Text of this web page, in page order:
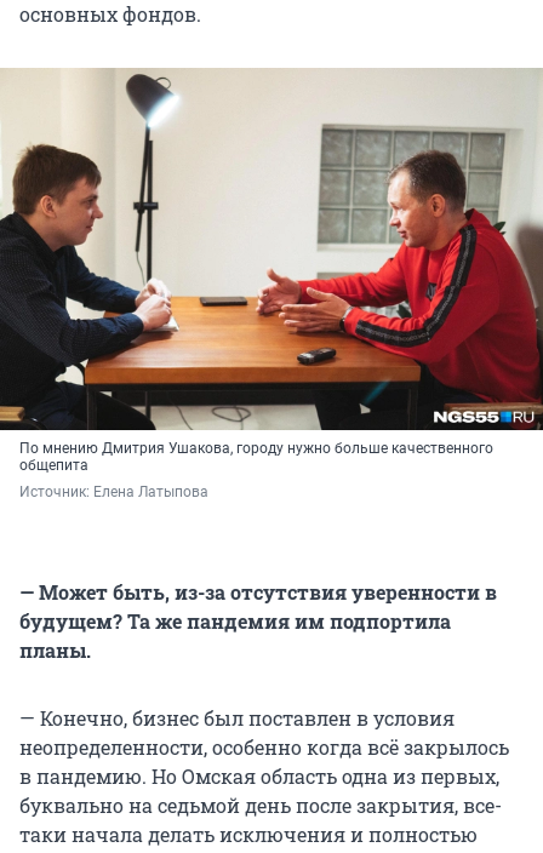
основных фондов.
По мнению Дмитрия Ушакова, городу нужно больше качественного
общепита
Источник: Елена Латыпова
— Может быть, из-за отсутствия уверенности в
будущем? Та же пандемия им подпортила
планы.
— Конечно, бизнес был поставлен в условия
неопределенности, особенно когда всё закрылось
в пандемию. Но Омская область одна из первых,
буквально на седьмой день после закрытия, все-
таки начала делать исключения и полностью